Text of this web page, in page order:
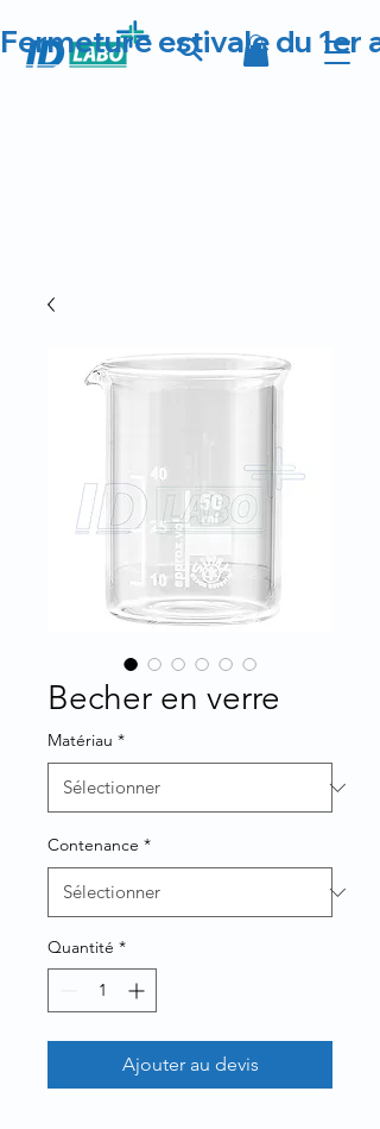
Fermeture estivale du 1er
Becher en verre
Matériau *
Contenance *
Quantité *
Ajouter au devis